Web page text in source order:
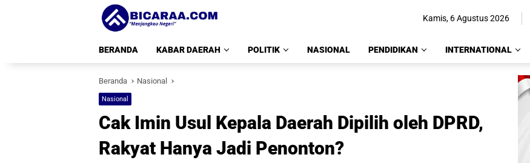
Kamis, 6 Agustus 2026
BERANDA KABAR DAERAH POLITIK NASIONAL PENDIDIKAN INTERNATIONAL
Beranda Nasional
Nasional
Cak Imin Usul Kepala Daerah Dipilih oleh DPRD,
Rakyat Hanya Jadi Penonton?